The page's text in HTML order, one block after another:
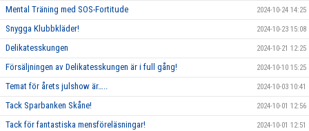
Mental Träning med SOS-Fortitude 2024-10-24 14:25
Snygga Klubbkläder! 2024-10-23 15:08
Delikatesskungen 2024-10-21 12:25
Försäljningen av Delikatesskungen är i full gång! 2024-10-10 15:25
Temat för årets julshow är….. 2024-10-03 10:41
Tack Sparbanken Skåne! 2024-10-01 12:56
Tack för fantastiska mensföreläsningar! 2024-10-01 12:51